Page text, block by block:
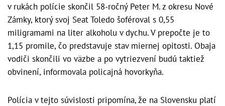
v rukách polície skončil 58-ročný Peter M. z okresu Nové
Zámky, ktorý svoj Seat Toledo šoféroval s 0,55
miligramami na liter alkoholu v dychu. V prepočte je to
1,15 promile, čo predstavuje stav miernej opitosti. Obaja
vodiči skončili vo väzbe a po vytriezvení budú taktiež
obvinení, informovala policajná hovorkyňa.
Polícia v tejto súvislosti pripomína, že na Slovensku platí